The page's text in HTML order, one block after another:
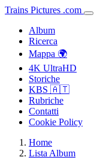
Trains Pictures .com
Album
Ricerca
Mappa 🌍
4K UltraHD
Storiche
KBS 🇦🇹
Rubriche
Contatti
Cookie Policy
Home
Lista Album